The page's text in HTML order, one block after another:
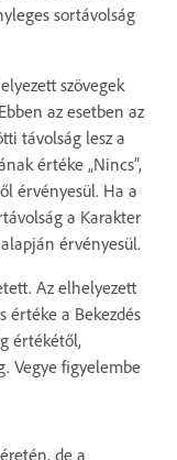
sortávolság
szövegek
az esetben az
távolság lesz a
értéke „Nincs”,
érvényesül. Ha a
a Karakter
érvényesül.
Az elhelyezett
értéke a Bekezdés
értékétől,
Vegye figyelembe
de a